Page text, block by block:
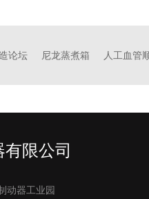
论坛 尼龙蒸煮箱 人工血管
限公司
动器工业园